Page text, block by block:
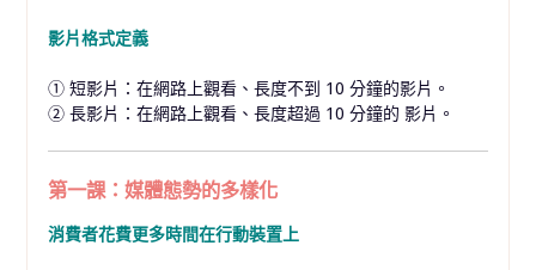
影片格式定義
① 短影片：在網路上觀看、長度不到 10 分鐘的影片。
② 長影片：在網路上觀看、長度超過 10 分鐘的 影片。
第一課：媒體態勢的多樣化
消費者花費更多時間在行動裝置上